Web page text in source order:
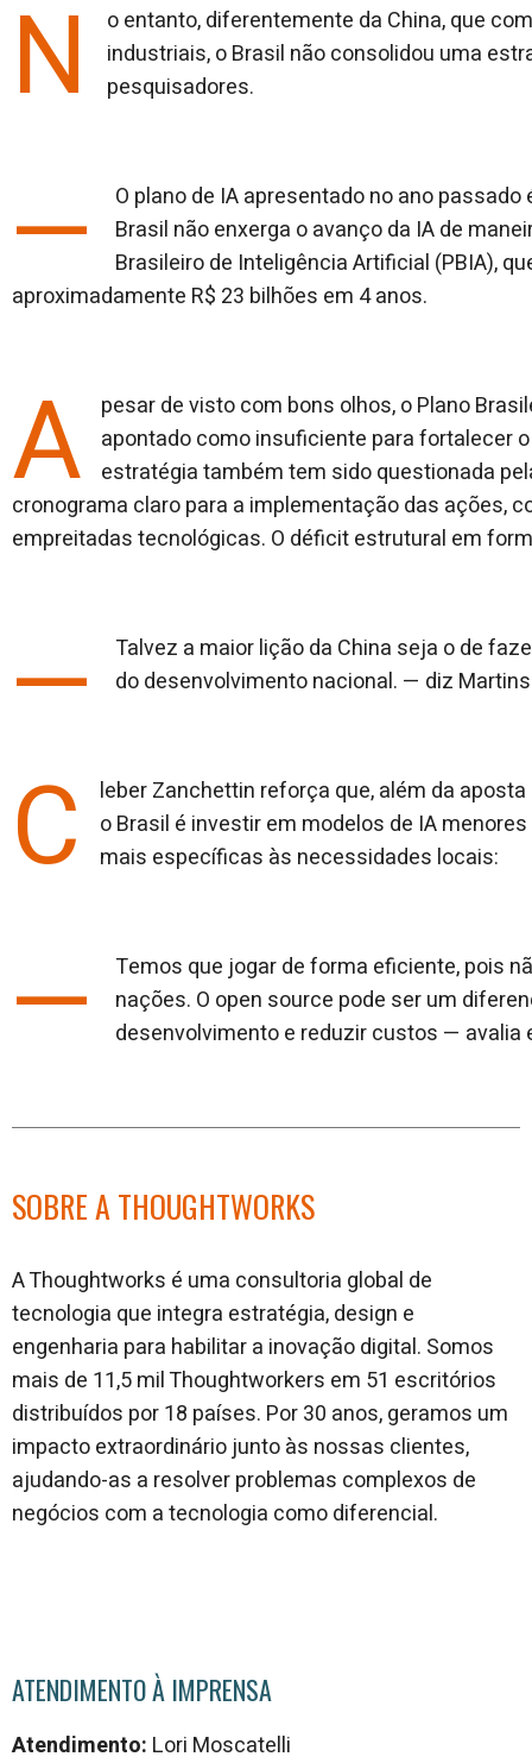
N
o entanto, diferentemente da China, que
industriais, o Brasil não consolidou uma
pesquisadores.
—
O plano de IA apresentado no ano
Brasil não enxerga o avanço da IA de
Brasileiro de Inteligência Artificial (PBIA),
aproximadamente R$ 23 bilhões em 4 anos.
A
pesar de visto com bons olhos, o Plano
apontado como insuficiente para fortalecer
estratégia também tem sido questionada
cronograma claro para a implementação das ações,
empreitadas tecnológicas. O déficit estrutural em
—
Talvez a maior lição da China seja o de
do desenvolvimento nacional. — diz
C
leber Zanchettin reforça que, além da
o Brasil é investir em modelos de IA
mais específicas às necessidades locais:
—
Temos que jogar de forma eficiente, pois
nações. O open source pode ser um
desenvolvimento e reduzir custos — avalia
SOBRE A THOUGHTWORKS
A Thoughtworks é uma consultoria global de
tecnologia que integra estratégia, design e
engenharia para habilitar a inovação digital. Somos
mais de 11,5 mil Thoughtworkers em 51 escritórios
distribuídos por 18 países. Por 30 anos, geramos um
impacto extraordinário junto às nossas clientes,
ajudando-as a resolver problemas complexos de
negócios com a tecnologia como diferencial.
ATENDIMENTO À IMPRENSA
Atendimento: Lori Moscatelli